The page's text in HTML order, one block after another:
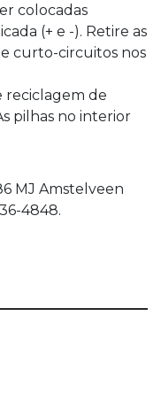
colocadas
(+ e -). Retire as
curto-circuitos nos
reciclagem de
pilhas no interior
MJ Amstelveen
4848.